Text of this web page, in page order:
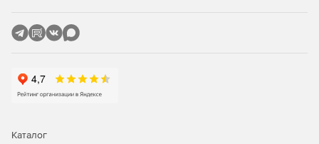
Единое распоряжение защитой через сетевой узел
управления единым комплексом обеспечения
Отбор прав доступа по типу содержимого, объему
Упорядочивание прав использования сетевых
Каталог